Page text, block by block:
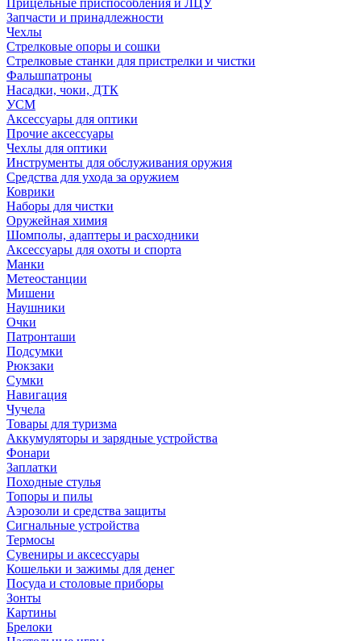
Прицельные приспособления и ЛЦУ
Запчасти и принадлежности
Чехлы
Стрелковые опоры и сошки
Стрелковые станки для пристрелки и чистки
Фальшпатроны
Насадки, чоки, ДТК
УСМ
Аксессуары для оптики
Прочие аксессуары
Чехлы для оптики
Инструменты для обслуживания оружия
Средства для ухода за оружием
Коврики
Наборы для чистки
Оружейная химия
Шомполы, адаптеры и расходники
Аксессуары для охоты и спорта
Манки
Метеостанции
Мишени
Наушники
Очки
Патронташи
Подсумки
Рюкзаки
Сумки
Навигация
Чучела
Товары для туризма
Аккумуляторы и зарядные устройства
Фонари
Заплатки
Походные стулья
Топоры и пилы
Аэрозоли и средства защиты
Сигнальные устройства
Термосы
Сувениры и аксессуары
Кошельки и зажимы для денег
Посуда и столовые приборы
Зонты
Картины
Брелоки